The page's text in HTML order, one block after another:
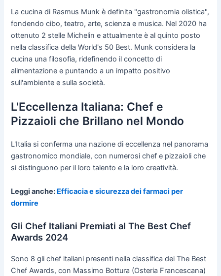
La cucina di Rasmus Munk è definita "gastronomia olistica",
fondendo cibo, teatro, arte, scienza e musica. Nel 2020 ha
ottenuto 2 stelle Michelin e attualmente è al quinto posto
nella classifica della World's 50 Best. Munk considera la
cucina una filosofia, ridefinendo il concetto di
alimentazione e puntando a un impatto positivo
sull'ambiente e sulla società.
L'Eccellenza Italiana: Chef e
Pizzaioli che Brillano nel Mondo
L'Italia si conferma una nazione di eccellenza nel panorama
gastronomico mondiale, con numerosi chef e pizzaioli che
si distinguono per il loro talento e la loro creatività.
Leggi anche: Efficacia e sicurezza dei farmaci per
dormire
Gli Chef Italiani Premiati al The Best Chef
Awards 2024
Sono 8 gli chef italiani presenti nella classifica dei The Best
Chef Awards, con Massimo Bottura (Osteria Francescana)